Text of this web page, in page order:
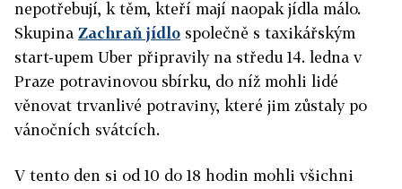
nepotřebují, k těm, kteří mají naopak jídla málo.
Skupina Zachraň jídlo společně s taxikářským
start-upem Uber připravily na středu 14. ledna v
Praze potravinovou sbírku, do níž mohli lidé
věnovat trvanlivé potraviny, které jim zůstaly po
vánočních svátcích.
V tento den si od 10 do 18 hodin mohli všichni